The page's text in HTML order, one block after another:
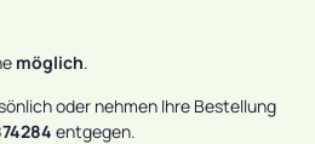
möglich.
oder nehmen Ihre Bestellung
entgegen.